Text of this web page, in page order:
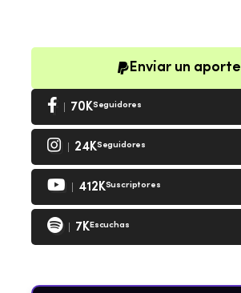
Enviar un aporte
70KSeguidores
24KSeguidores
412KSuscriptores
7KEscuchas